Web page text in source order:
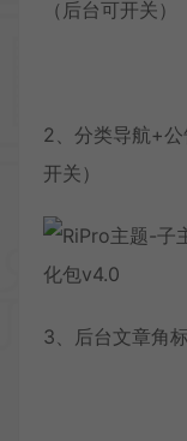
（后台可开关）
2、分类导航+
开关）
3、后台文章角